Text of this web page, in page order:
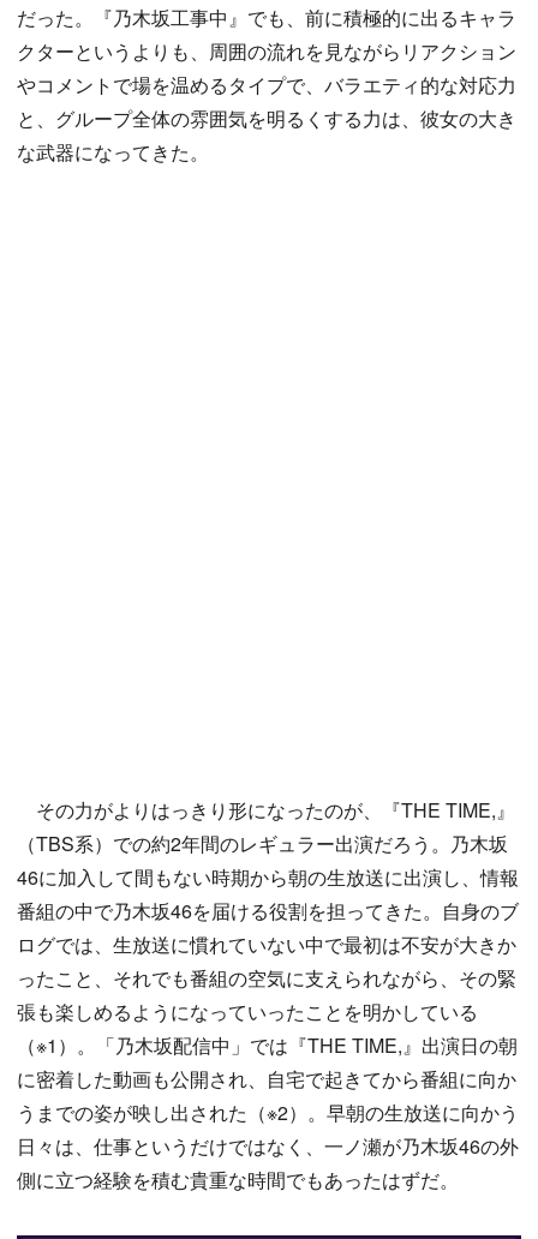
だった。『乃木坂工事中』でも、前に積極的に出るキャラ
クターというよりも、周囲の流れを見ながらリアクション
やコメントで場を温めるタイプで、バラエティ的な対応力
と、グループ全体の雰囲気を明るくする力は、彼女の大き
な武器になってきた。
その力がよりはっきり形になったのが、『THE TIME,』
（TBS系）での約2年間のレギュラー出演だろう。乃木坂
46に加入して間もない時期から朝の生放送に出演し、情報
番組の中で乃木坂46を届ける役割を担ってきた。自身のブ
ログでは、生放送に慣れていない中で最初は不安が大きか
ったこと、それでも番組の空気に支えられながら、その緊
張も楽しめるようになっていったことを明かしている
（※1）。「乃木坂配信中」では『THE TIME,』出演日の朝
に密着した動画も公開され、自宅で起きてから番組に向か
うまでの姿が映し出された（※2）。早朝の生放送に向かう
日々は、仕事というだけではなく、一ノ瀬が乃木坂46の外
側に立つ経験を積む貴重な時間でもあったはずだ。